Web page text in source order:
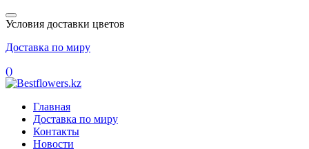
Условия доставки цветов
Доставка по миру
()
Главная
Доставка по миру
Контакты
Новости